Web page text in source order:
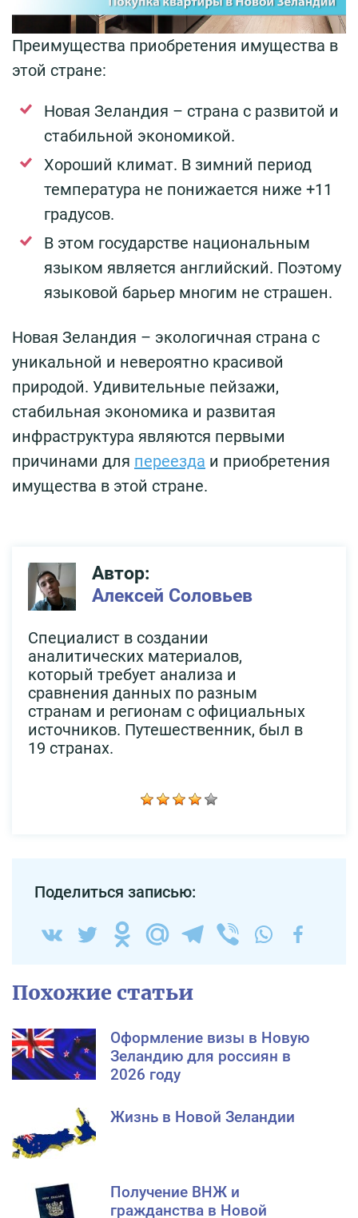
Преимущества приобретения имущества в
этой стране:
Новая Зеландия – страна с развитой и
стабильной экономикой.
Хороший климат. В зимний период
температура не понижается ниже +11
градусов.
В этом государстве национальным
языком является английский. Поэтому
языковой барьер многим не страшен.
Новая Зеландия – экологичная страна с
уникальной и невероятно красивой
природой. Удивительные пейзажи,
стабильная экономика и развитая
инфраструктура являются первыми
причинами для переезда и приобретения
имущества в этой стране.
Автор:
Алексей Соловьев
Специалист в создании
аналитических материалов,
который требует анализа и
сравнения данных по разным
странам и регионам с официальных
источников. Путешественник, был в
19 странах.
Поделиться записью:
Похожие статьи
Оформление визы в Новую
Зеландию для россиян в
2026 году
Жизнь в Новой Зеландии
Получение ВНЖ и
гражданства в Новой